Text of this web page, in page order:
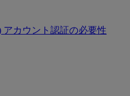
アカウント認証の必要性